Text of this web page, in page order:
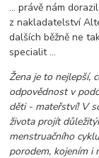
... právě nám
z nakladatelství
dalších běžně ne
specialit ...
Žena je to nejlepší,
odpovědnost v
děti - mateřství! V
života projít
menstruačního
porodem, kojením i